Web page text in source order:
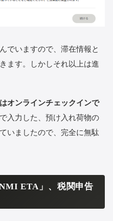
でいますので、滞在情報と
ます。しかしそれ以上は進
オンラインチェックインで
入力した、預け入れ荷物の
いましたので、完全に無駄
ETA」、税関申告